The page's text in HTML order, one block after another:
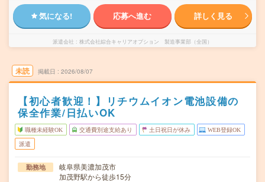
気になる! 応募へ進む 詳しく見る
派遣会社 株式会社綜合キャリアオプション 製造事業部（全国）
未読 掲載日 2026/08/07
【初心者歓迎！】リチウムイオン電池設備の
保全作業/日払いOK
職種未経験OK 交通費別途支給あり 土日祝日が休み WEB登録OK
派遣
勤務地
岐阜県美濃加茂市
加茂野駅から徒歩15分